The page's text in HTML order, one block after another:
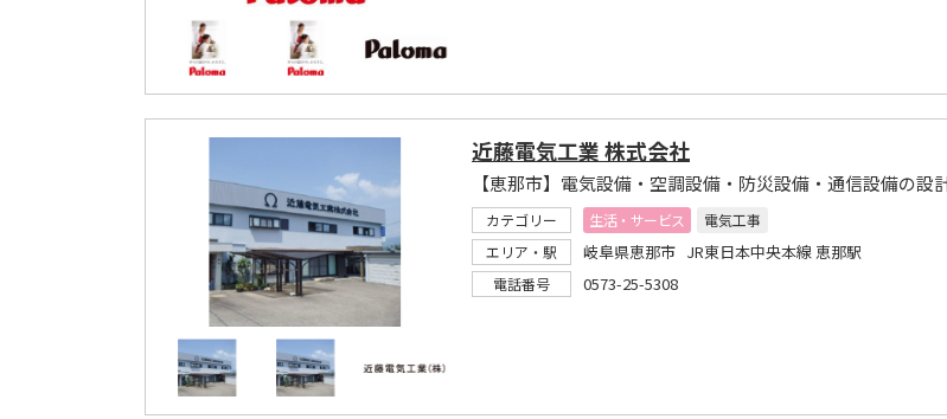
近藤電気工業 株式会社
カテゴリー 生活・サービス
電気工事
エリア・駅
岐阜県恵那市 JR東日本中央本線 恵那駅
電話番号 0573-25-5308